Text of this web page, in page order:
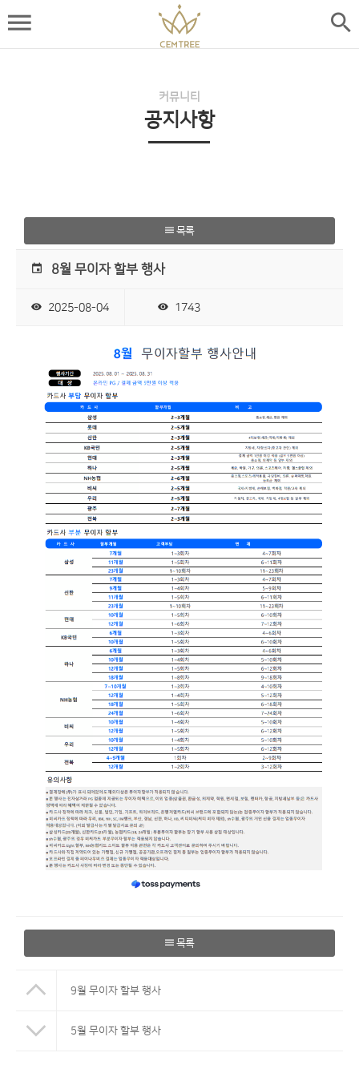
커뮤니티
공지사항
목록
8월 무이자 할부 행사
2025-08-04 1743
목록
9월 무이자 할부 행사
5월 무이자 할부 행사